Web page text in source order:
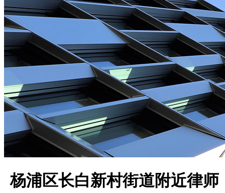
杨浦区长白新村街道附近律师